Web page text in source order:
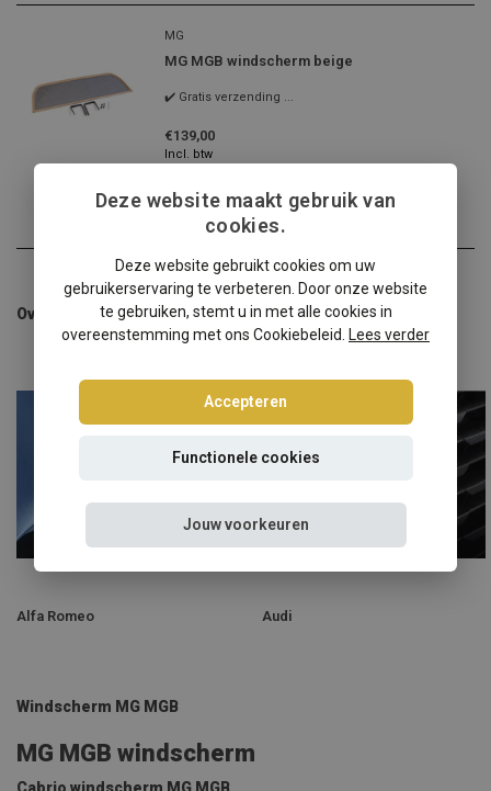
MG
MG MGB windscherm beige
✔️ Gratis verzending ...
€139,00
Incl. btw
Overige categorieën in Auto windschermen
Alfa Romeo Audi
Windscherm MG MGB
MG MGB windscherm
Deze website maakt gebruik van
cookies.
Deze website gebruikt cookies om uw
gebruikerservaring te verbeteren. Door onze website
te gebruiken, stemt u in met alle cookies in
overeenstemming met ons Cookiebeleid. Lees verder
Accepteren
Functionele cookies
Jouw voorkeuren